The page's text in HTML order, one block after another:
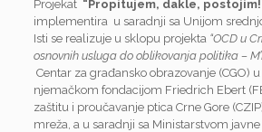
Projekat “Propitujem, dakle,
implementira u saradnji sa Unijom
Isti se realizuje u sklopu projekta “OCD u
osnovnih usluga do oblikovanja politika –
Centar za građansko obrazovanje (CGO)
njemačkom fondacijom Friedrich Ebert
zaštitu i proučavanje ptica Crne Gore
mreža, a u saradnji sa Ministarstvom